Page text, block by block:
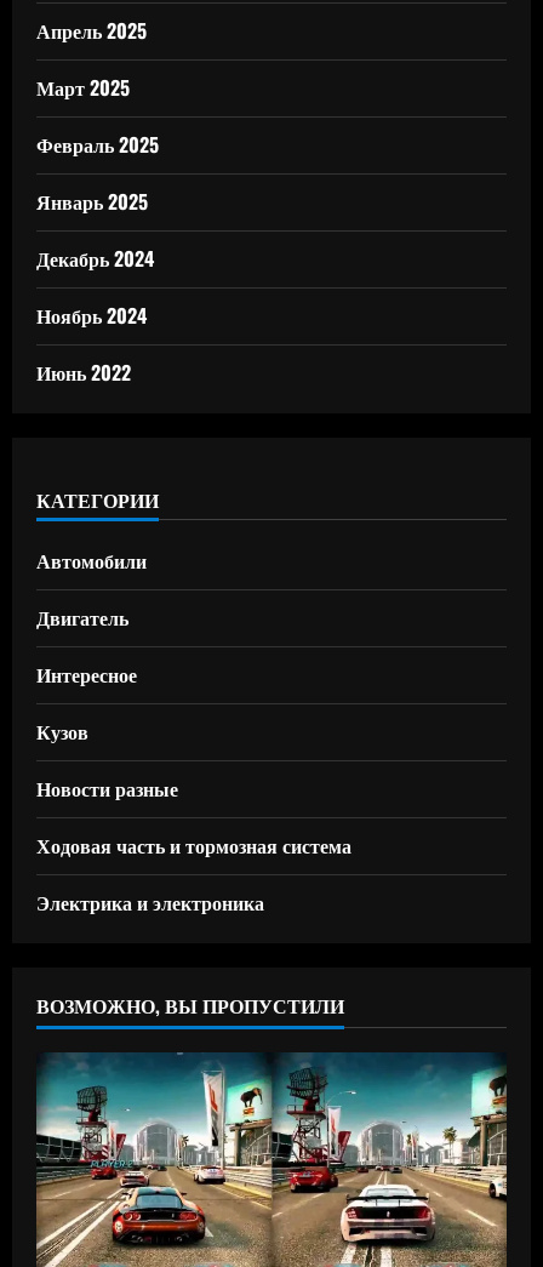
Апрель 2025
Март 2025
Февраль 2025
Январь 2025
Декабрь 2024
Ноябрь 2024
Июнь 2022
КАТЕГОРИИ
Автомобили
Двигатель
Интересное
Кузов
Новости разные
Ходовая часть и тормозная система
Электрика и электроника
ВОЗМОЖНО, ВЫ ПРОПУСТИЛИ